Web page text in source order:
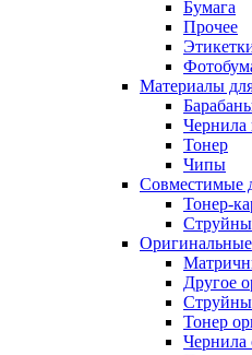
Бумага
Прочее
Материалы
Чернила
Тонер
Чипы
Совместимые
Тонер-
Оригинальные
Другое
Тонер
Чернила